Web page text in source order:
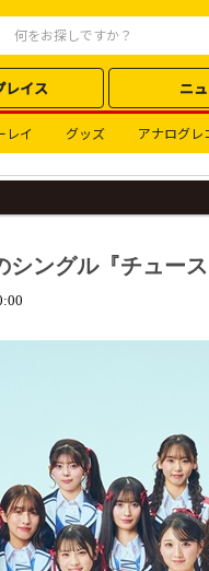
レイス ニ
レイ グッズ アナログレ
シングル『チュー